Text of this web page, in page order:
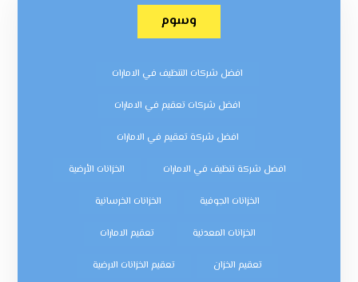
وسوم
افضل شركات التنظيف في الامارات
افضل شركات تعقيم في الامارات
افضل شركة تعقيم في الامارات
افضل شركة تنظيف في الامارات الخزانات الأرضية
الخزانات الجوفية الخزانات الخرسانية
الخزانات المعدنية تعقيم الامارات
تعقيم الخزان تعقيم الخزانات الارضية